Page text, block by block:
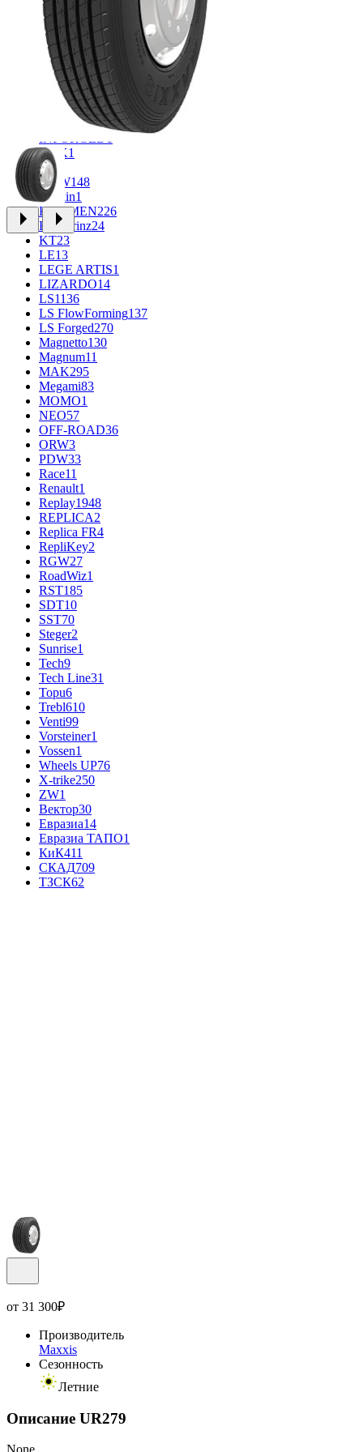
CROSS_STREET
31
Eurodisk 1
FF 33
FR REPLICA
GR 34
Grizzly3
iFree965
iFree Original49
K&K1
K72
KDW148
Keskin1
KHOMEN226
Kronprinz24
KT23
LE13
LEGE ARTIS1
LIZARDO14
LS1136
LS FlowForming137
LS Forged270
Magnetto130
Magnum11
MAK295
Megami83
MOMO1
NEO57
OFF-ROAD36
ORW3
PDW33
Race11
Renault1
Replay1948
REPLICA2
Replica FR4
RepliKey2
RGW27
RoadWiz1
RST185
SDT10
SST70
Steger2
Sunrise1
Tech9
Tech Line31
Topu6
Trebl610
Venti99
Vorsteiner1
Vossen1
Wheels UP76
X-trike250
ZW1
Вектор30
Евразиа14
Евразиа ТАПО1
КиК411
СКАД709
ТЗСК62
от 31 300₽
Производитель
Maxxis
Сезонность
Летние
Описание UR279